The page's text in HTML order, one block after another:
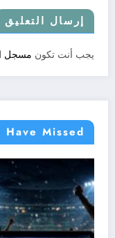
إرسال التعليق
يجب أنت تكون مسجل
Have Missed